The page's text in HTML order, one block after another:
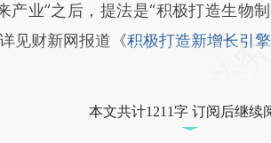
产业”之后，提法是“积极打造生物
见财新网报道《积极打造新增长引
本文共计1211字 订阅后继续